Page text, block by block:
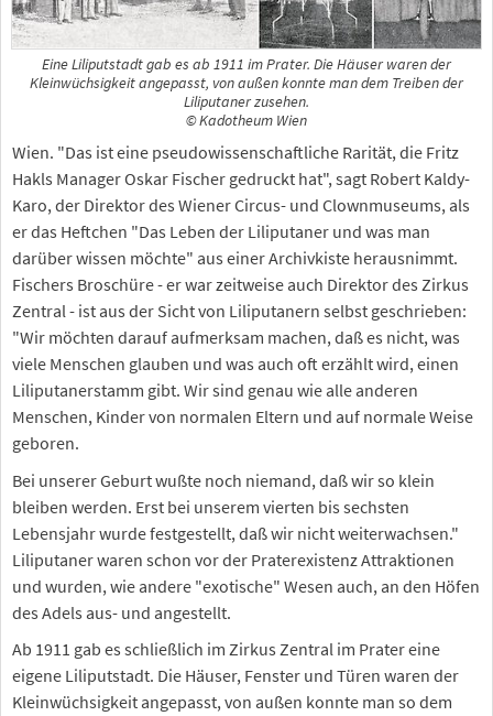
Eine Liliputstadt gab es ab 1911 im Prater. Die Häuser waren der
Kleinwüchsigkeit angepasst, von außen konnte man dem Treiben der
Liliputaner zusehen.
© Kadotheum Wien
Wien. "Das ist eine pseudowissenschaftliche Rarität, die Fritz
Hakls Manager Oskar Fischer gedruckt hat", sagt Robert Kaldy-
Karo, der Direktor des Wiener Circus- und Clownmuseums, als
er das Heftchen "Das Leben der Liliputaner und was man
darüber wissen möchte" aus einer Archivkiste herausnimmt.
Fischers Broschüre - er war zeitweise auch Direktor des Zirkus
Zentral - ist aus der Sicht von Liliputanern selbst geschrieben:
"Wir möchten darauf aufmerksam machen, daß es nicht, was
viele Menschen glauben und was auch oft erzählt wird, einen
Liliputanerstamm gibt. Wir sind genau wie alle anderen
Menschen, Kinder von normalen Eltern und auf normale Weise
geboren.
Bei unserer Geburt wußte noch niemand, daß wir so klein
bleiben werden. Erst bei unserem vierten bis sechsten
Lebensjahr wurde festgestellt, daß wir nicht weiterwachsen."
Liliputaner waren schon vor der Praterexistenz Attraktionen
und wurden, wie andere "exotische" Wesen auch, an den Höfen
des Adels aus- und angestellt.
Ab 1911 gab es schließlich im Zirkus Zentral im Prater eine
eigene Liliputstadt. Die Häuser, Fenster und Türen waren der
Kleinwüchsigkeit angepasst, von außen konnte man so dem